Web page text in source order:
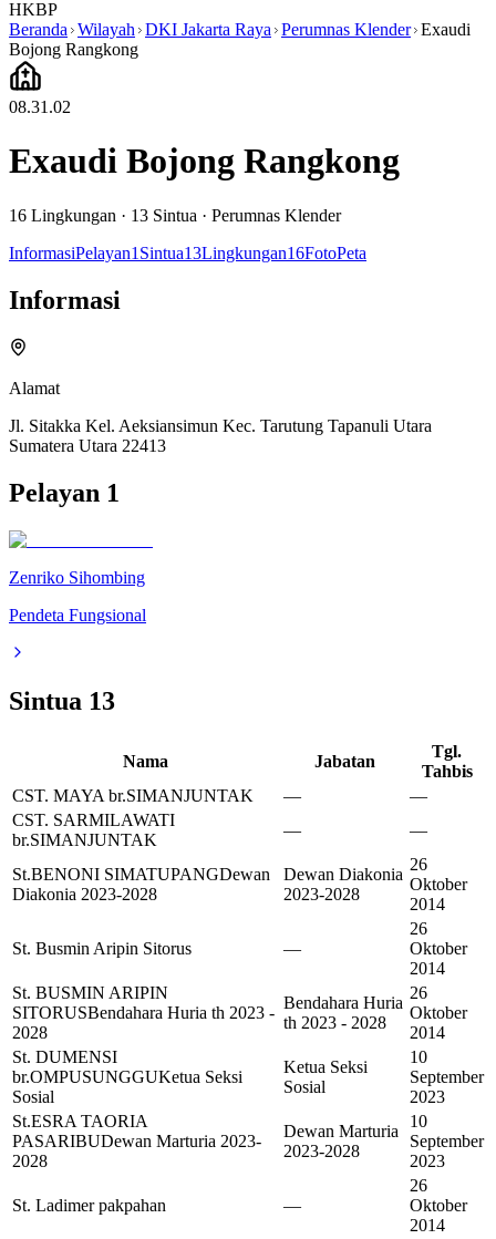
HKBP
Beranda Wilayah DKI Jakarta Raya Perumnas Klender Exaudi
Bojong Rangkong
08.31.02
Exaudi Bojong Rangkong
16 Lingkungan · 13 Sintua · Perumnas Klender
InformasiPelayan1 Sintua13Lingkungan16FotoPeta
Informasi
Alamat
Jl. Sitakka Kel. Aeksiansimun Kec. Tarutung Tapanuli Utara
Sumatera Utara 22413
Pelayan 1
Zenriko Sihombing
Pendeta Fungsional
Sintua 13
Nama Jabatan
Tgl.
Tahbis
CST. MAYA br.SIMANJUNTAK
—
—
CST. SARMILAWATI
br.SIMANJUNTAK
— —
St.BENONI SIMATUPANGDewan
Diakonia 2023-2028
Dewan Diakonia
2023-2028
26
Oktober
2014
St. Busmin Aripin Sitorus —
26
Oktober
2014
St. BUSMIN ARIPIN
SITORUSBendahara Huria th 2023 -
2028
Bendahara Huria
th 2023 - 2028
26
Oktober
2014
St. DUMENSI
br.OMPUSUNGGUKetua Seksi
Sosial
Ketua Seksi
Sosial
10
September
2023
St.ESRA TAORIA
PASARIBUDewan Marturia 2023-
2028
Dewan Marturia
2023-2028
10
September
2023
St. Ladimer pakpahan —
26
Oktober
2014